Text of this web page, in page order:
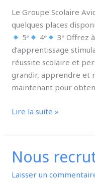
Le Groupe Scolaire
quelques places
5ᵉ
4ᵉ
3ᵉ Offrez
d’apprentissage
réussite scolaire et
grandir, apprendre et
maintenant pour
disponibles
Lire la suite »
Nous
Laisser un
Nous
recrutons
!